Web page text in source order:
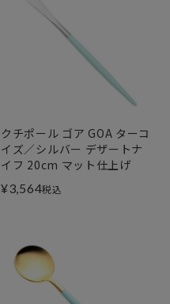
クチポール ゴア GOA ターコ
イズ／シルバー デザートナ
イフ 20cm マット仕上げ
¥3,564税込